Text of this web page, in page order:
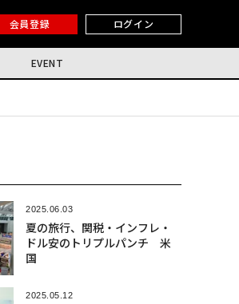
会員登録 ログイン
EVENT
2025.06.03
夏の旅行、関税・インフレ・
ドル安のトリプルパンチ 米
国
2025.05.12